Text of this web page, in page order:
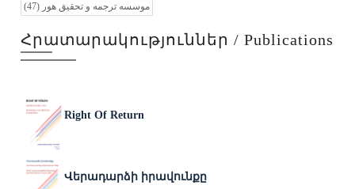
موسسه ترجمه و تحقیق هور (47)
Հրատարակություններ / Publications
Right Of Return
Վերադարձի իրավունքը